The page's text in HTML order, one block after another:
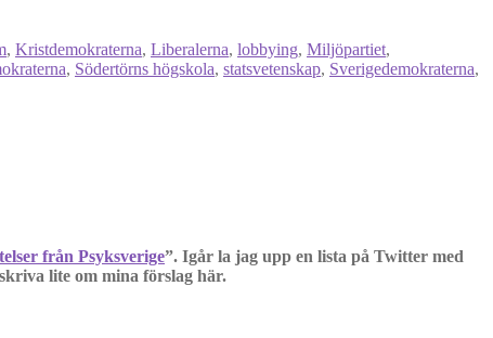
, Kristdemokraterna, Liberalerna, lobbying, Miljöpartiet,
, Södertörns högskola, statsvetenskap, Sverigedemokraterna,
från Psyksverige”. Igår la jag upp en lista på Twitter med
lite om mina förslag här.